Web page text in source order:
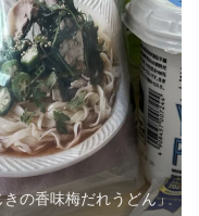
の香味梅だれうどん」